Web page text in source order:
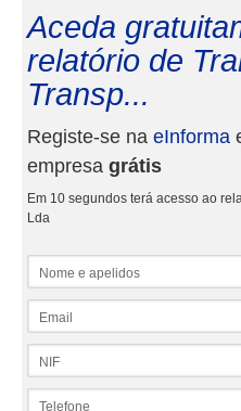
Aceda
relatório de
Transp...
Registe-se na eInforma
empresa grátis
Em 10 segundos terá acesso ao
Lda